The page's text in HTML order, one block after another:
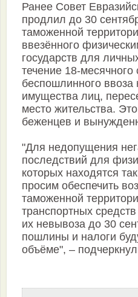
Ранее Совет
продлил до 30
таможенной
ввезённого
государств для
течение 18-месячного
беспошлинного
имущества лиц,
место жительства.
беженцев и
"Для недопущения
последствий для
которых находятся
просим обеспечить
таможенной
транспортных
их невывоза до 30
пошлины и налоги
объёме", –